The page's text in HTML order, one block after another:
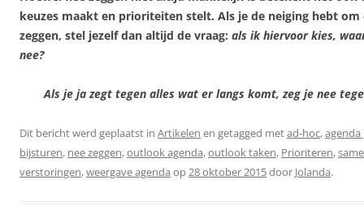
keuzes maakt en prioriteiten stelt. Als je de neiging hebt om
zeggen, stel jezelf dan altijd de vraag: als ik hiervoor kies,
nee?
Als je ja zegt tegen alles wat er langs komt, zeg je nee
Dit bericht werd geplaatst in Artikelen en getagged metad-hoc,
bijsturen, nee zeggen,outlook agenda,outlook taken, Prioriteren,
verstoringen,weergave agenda op 28 oktober 2015door Jolanda.